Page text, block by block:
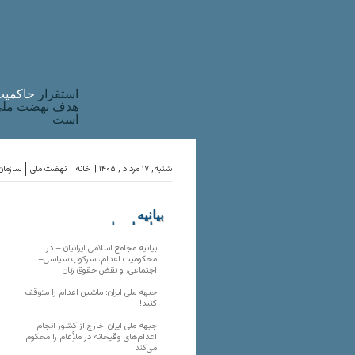
استقرار
هدف نهضت
است
نهضت ملی خانه شنبه, ۱۷ مرداد , ۱۴۰۵ |
بیانیه
سازمان‌های
بیانیه مجامع اسلامی ایرانیان – در
محکومیت اعدام، سرکوب سیاسی–
اجتماعی، و نقض حقوق زنان
جبهه ملی ایران: ماشین اعدام را متوقف
کنید!
جبهه ملی ایران-خارج از کشور انجام
اعدام‌های وقیحانه در ملأِعام را محکوم
می‌کند